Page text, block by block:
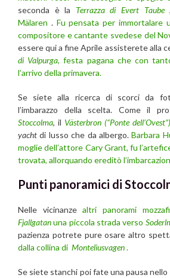
seconda è la Terrazza di Evert Taube,
Mälaren . Fu pensata per
compositore e cantante svedese del
essere qui a fine Aprile assisterete alla
di Valpurga, festa pagana che con
l’arrivo della primavera.
Se siete alla ricerca di scorci da
l’imbarazzo della scelta. Come il
Stoccolma, il Västerbron (“Ponte dell’Ovest”)
yacht di lusso che da albergo.Barbara
moglie dell’attore Cary Grant, fu
trovata, allorquando ereditò
Punti panoramici di
Nelle vicinanzealtri panorami
Fjallgatanuna piccola strada verso
pazienza potrete pure osare altro
dalla collina di Monteliusvagen.
Se siete stanchi poi fate una pausa nello